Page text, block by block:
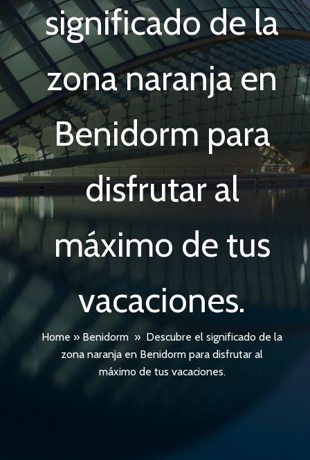
significado de la
zona naranja en
Benidorm para
disfrutar al
máximo de tus
vacaciones.
Home » Benidorm » Descubre el significado de la
zona naranja en Benidorm para disfrutar al
máximo de tus vacaciones.